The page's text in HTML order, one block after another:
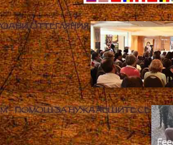
ОТТЕГЛЯНИЯ
– ПОМОЩ ЗА НУЖДАЕЩИТЕ СЕ